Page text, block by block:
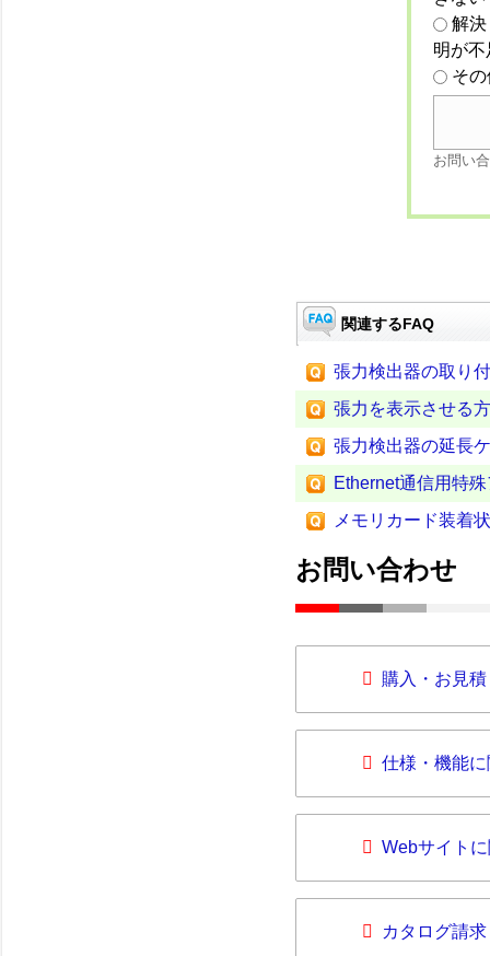
解
明が
そ
お問い
関連するFAQ
張力検出器の取り
張力を表示させる
張力検出器の延長
Ethernet通信用特
メモリカード装着
お問い合わせ
購入・お見
仕様・機能
Webサイト
カタログ請求